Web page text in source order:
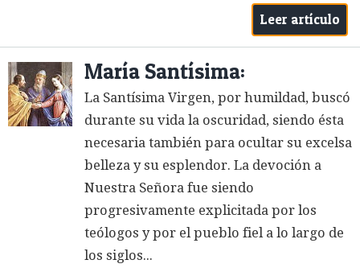
Leer artículo
María Santísima:
La Santísima Virgen, por humildad, buscó
durante su vida la oscuridad, siendo ésta
necesaria también para ocultar su excelsa
belleza y su esplendor. La devoción a
Nuestra Señora fue siendo
progresivamente explicitada por los
teólogos y por el pueblo fiel a lo largo de
los siglos...